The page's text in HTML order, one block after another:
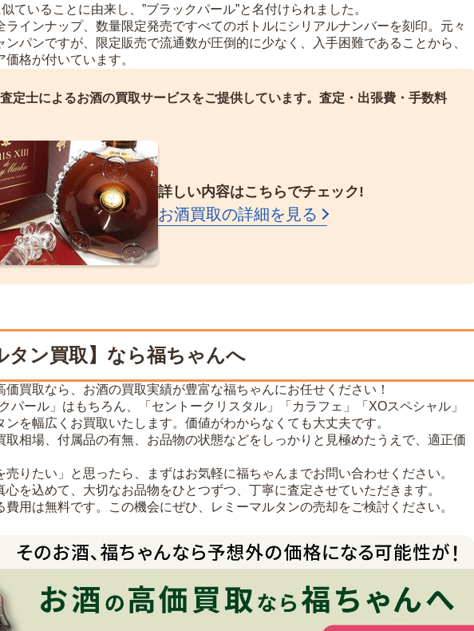
ていることに由来し、”ブラックパール”と名付けられました。
ラインナップ、数量限定発売ですべてのボトルにシリアルナンバーを刻印。元々
ンパンですが、限定販売で流通数が圧倒的に少なく、入手困難であることから、
格が付いています。
定士によるお酒の買取サービスをご提供しています。 査定・出張費・手数料
詳しい内容はこちらでチェック!
お酒買取の詳細を見る
タン買取】なら福ちゃんへ
価買取なら、お酒の買取実績が豊富な福ちゃんにお任せください！
パール」はもちろん、「セントークリスタル」「カラフェ」「XOスペシャル」
ンを幅広くお買取いたします。価値がわからなくても大丈夫です。
取相場、付属品の有無、お品物の状態などをしっかりと見極めたうえで、適正価
売りたい」と思ったら、まずはお気軽に福ちゃんまでお問い合わせください。
心を込めて、大切なお品物をひとつずつ、丁寧に査定させていただきます。
費用は無料です。この機会にぜひ、レミーマルタンの売却をご検討ください。